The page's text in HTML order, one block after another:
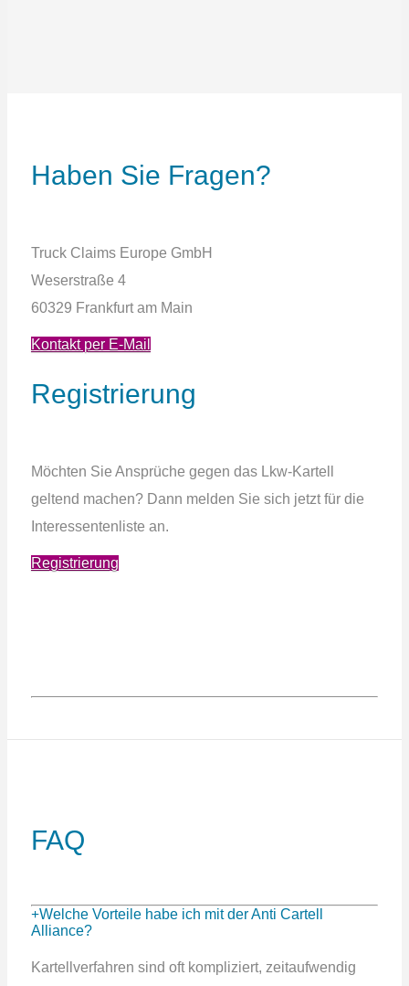
Haben Sie Fragen?
Truck Claims Europe GmbH
Weserstraße 4
60329 Frankfurt am Main
Kontakt per E-Mail
Registrierung
Möchten Sie Ansprüche gegen das Lkw-Kartell
geltend machen? Dann melden Sie sich jetzt für die
Interessentenliste an.
Registrierung
FAQ
Welche Vorteile habe ich mit der Anti Cartell
Alliance?
Kartellverfahren sind oft kompliziert, zeitaufwendig